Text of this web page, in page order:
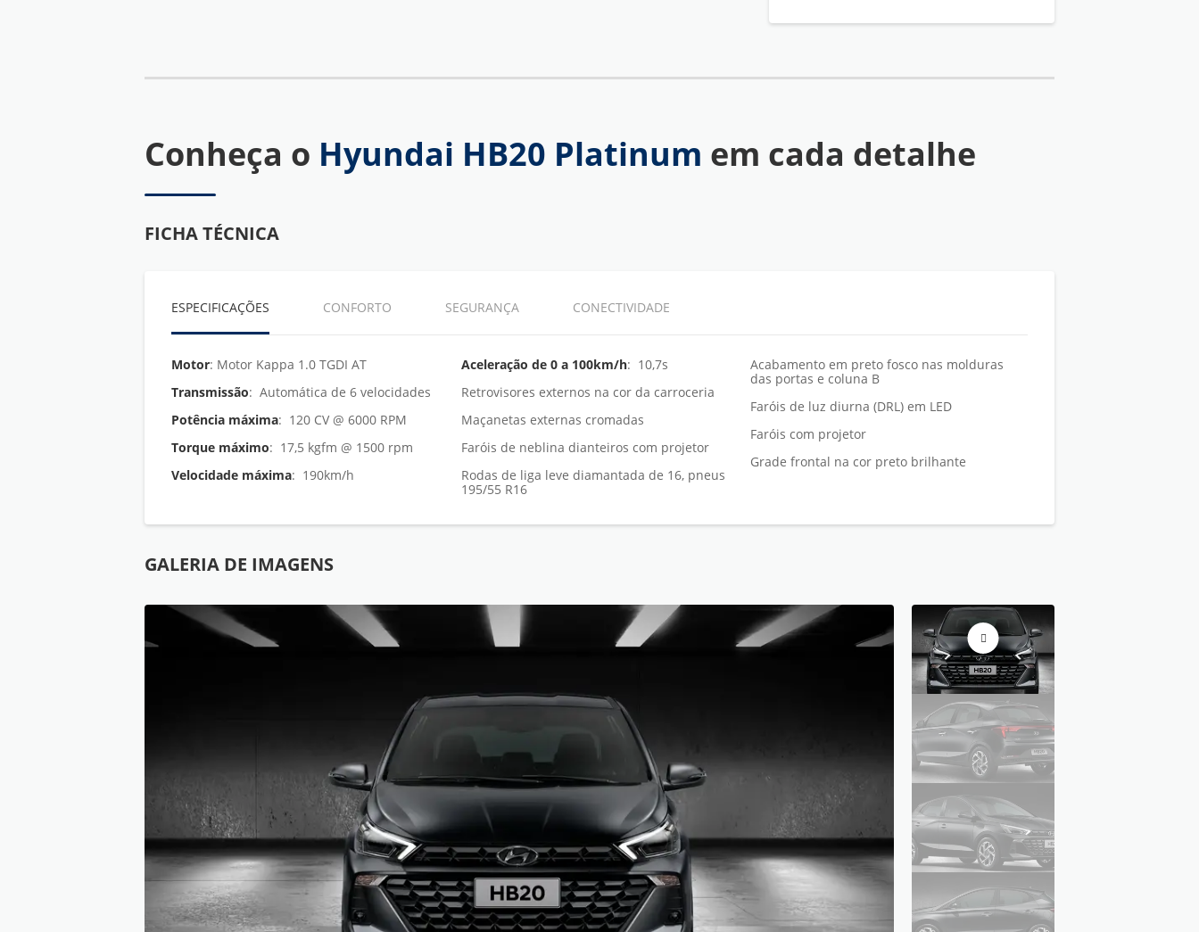
Conheça o Hyundai HB20 Platinum em cada detalhe
FICHA TÉCNICA
ESPECIFICAÇÕES CONFORTO SEGURANÇA CONECTIVIDADE
Motor : Motor Kappa 1.0 TGDI AT
Transmissão: Automática de 6 velocidades
Potência máxima: 120 CV @ 6000 RPM
Torque máximo: 17,5 kgfm @ 1500 rpm
Velocidade máxima: 190km/h
Aceleração de 0 a 100km/h: 10,7s
Retrovisores externos na cor da carroceria
Maçanetas externas cromadas
Faróis de neblina dianteiros com projetor
Rodas de liga leve diamantada de 16, pneus
195/55 R16
Acabamento em preto fosco nas molduras
das portas e coluna B
Faróis de luz diurna (DRL) em LED
Faróis com projetor
Grade frontal na cor preto brilhante
GALERIA DE IMAGENS